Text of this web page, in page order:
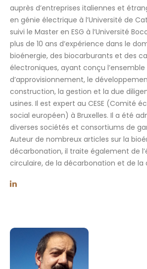
auprès d’entreprises italiennes et
en génie électrique à l’Université de
suivi le Master en ESG à l’Université
plus de 10 ans d’expérience dans le
bioénergie, des biocarburants et des
électroniques, ayant conçu
d’approvisionnement, le
construction, la gestion et la due
usines. Il est expert au CESE (Comité
social européen) à Bruxelles. Il a été
diverses sociétés et consortiums de
Auteur de nombreux articles sur la
décarbonation, il traite également de
circulaire, de la décarbonation et de la